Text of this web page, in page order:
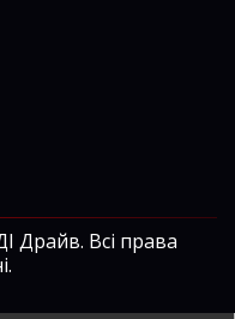
Драйв. Всі права